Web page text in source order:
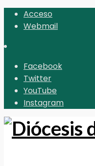
Acceso
Webmail
Facebook
Twitter
YouTube
Instagram